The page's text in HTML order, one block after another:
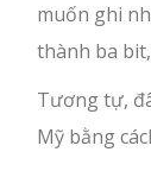
muốn ghi
thành ba
Tương tự,
Mỹ bằng